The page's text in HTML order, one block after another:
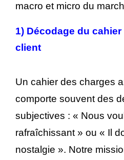
macro et micro du
1) Décodage du
client
Un cahier des charges
comporte souvent des
subjectives : « Nous
rafraîchissant » ou « Il
nostalgie ». Notre